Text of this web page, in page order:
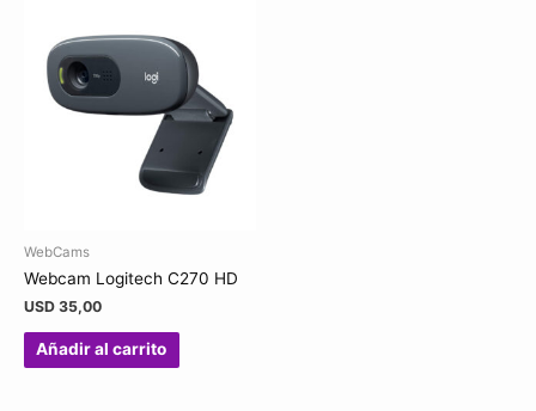
WebCams
Webcam Logitech C270 HD
USD 35,00
Añadir al carrito